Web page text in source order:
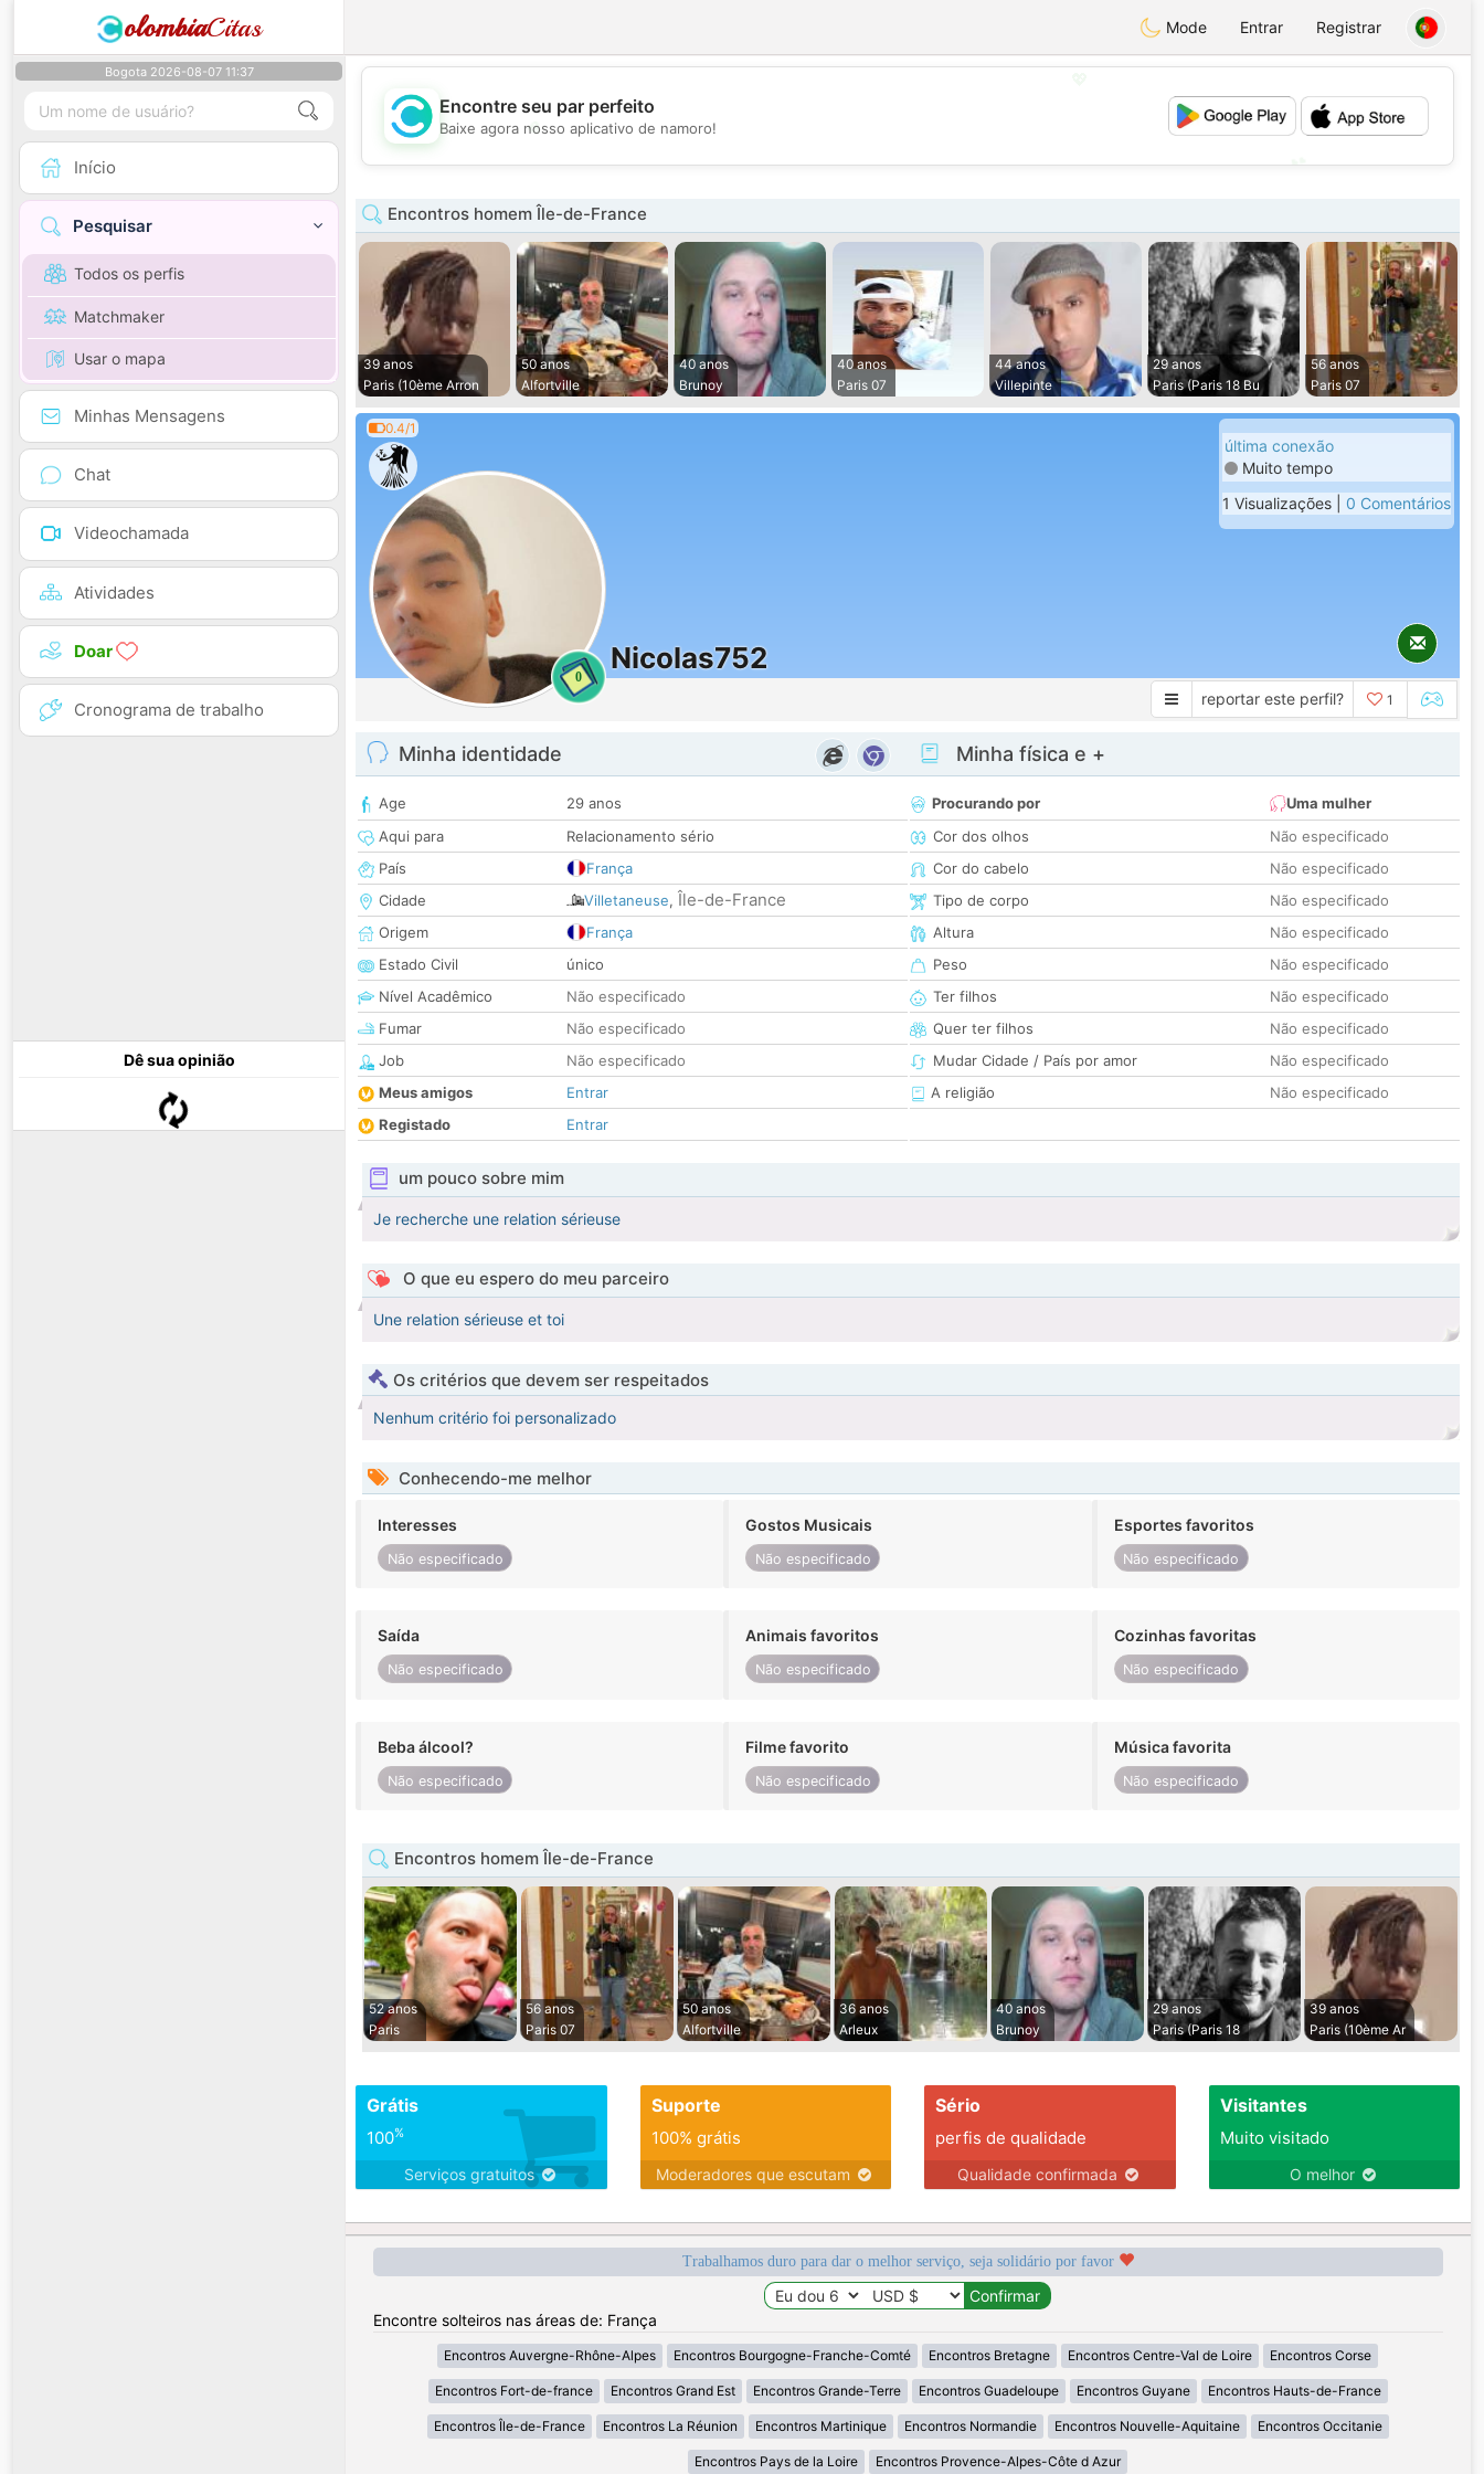
olombiaCitas Mode Entrar Registrar
Bogota 2026-08-07 11:37
Início
Pesquisar
Todos os perfis
Matchmaker
Usar o mapa
Minhas Mensagens
Chat
Videochamada
Atividades
Doar
Cronograma de trabalho
Dê sua opinião
💖
💕
Encontre seu par perfeito
Baixe agora nosso aplicativo de namoro!
Encontros homem Île-de-France
39 anos
Paris (10ème Arron
50 anos
Alfortville
40 anos
Brunoy
40 anos
Paris 07
44 anos
Villepinte
29 anos
Paris (Paris 18 Bu
56 anos
Paris 07
0.4/1
0
Nicolas752
última conexão
Muito tempo
1 Visualizações | 0 Comentários
reportar este perfil? 1
Minha identidade
Age
29 anos
Aqui para
Relacionamento sério
País
França
Cidade
Villetaneuse, Île-de-France
Origem
França
Estado Civil
único
Nível Acadêmico
Não especificado
Fumar
Não especificado
Job
Não especificado
Meus amigos
Entrar
Registado
Entrar
Minha física e +
Procurando por
Uma mulher
Cor dos olhos
Não especificado
Cor do cabelo
Não especificado
Tipo de corpo
Não especificado
Altura
Não especificado
Peso
Não especificado
Ter filhos
Não especificado
Quer ter filhos
Não especificado
Mudar Cidade / País por amor
Não especificado
A religião
Não especificado
um pouco sobre mim
Je recherche une relation sérieuse
O que eu espero do meu parceiro
Une relation sérieuse et toi
Os critérios que devem ser respeitados
Nenhum critério foi personalizado
Conhecendo-me melhor
Interesses
Não especificado
Gostos Musicais
Não especificado
Esportes favoritos
Não especificado
Saída
Não especificado
Animais favoritos
Não especificado
Cozinhas favoritas
Não especificado
Beba álcool?
Não especificado
Filme favorito
Não especificado
Música favorita
Não especificado
Encontros homem Île-de-France
52 anos
Paris
56 anos
Paris 07
50 anos
Alfortville
36 anos
Arleux
40 anos
Brunoy
29 anos
Paris (Paris 18
39 anos
Paris (10ème Ar
Grátis
100%
Serviços gratuitos
Suporte
100% grátis
Moderadores que escutam
Sério
perfis de qualidade
Qualidade confirmada
Visitantes
Muito visitado
O melhor
Trabalhamos duro para dar o melhor serviço, seja solidário por favor
Encontre solteiros nas áreas de: França
Encontros Auvergne-Rhône-Alpes Encontros Bourgogne-Franche-Comté Encontros Bretagne Encontros Centre-Val de Loire Encontros Corse
Encontros Fort-de-france Encontros Grand Est Encontros Grande-Terre Encontros Guadeloupe Encontros Guyane Encontros Hauts-de-France
Encontros Île-de-France Encontros La Réunion Encontros Martinique Encontros Normandie Encontros Nouvelle-Aquitaine Encontros Occitanie
Encontros Pays de la Loire Encontros Provence-Alpes-Côte d Azur